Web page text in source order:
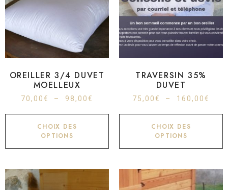
OREILLER 3/4 DUVET
MOELLEUX
70,00€ – 98,00€
CHOIX DES
OPTIONS
TRAVERSIN 35%
DUVET
75,00€ – 160,00€
CHOIX DES
OPTIONS